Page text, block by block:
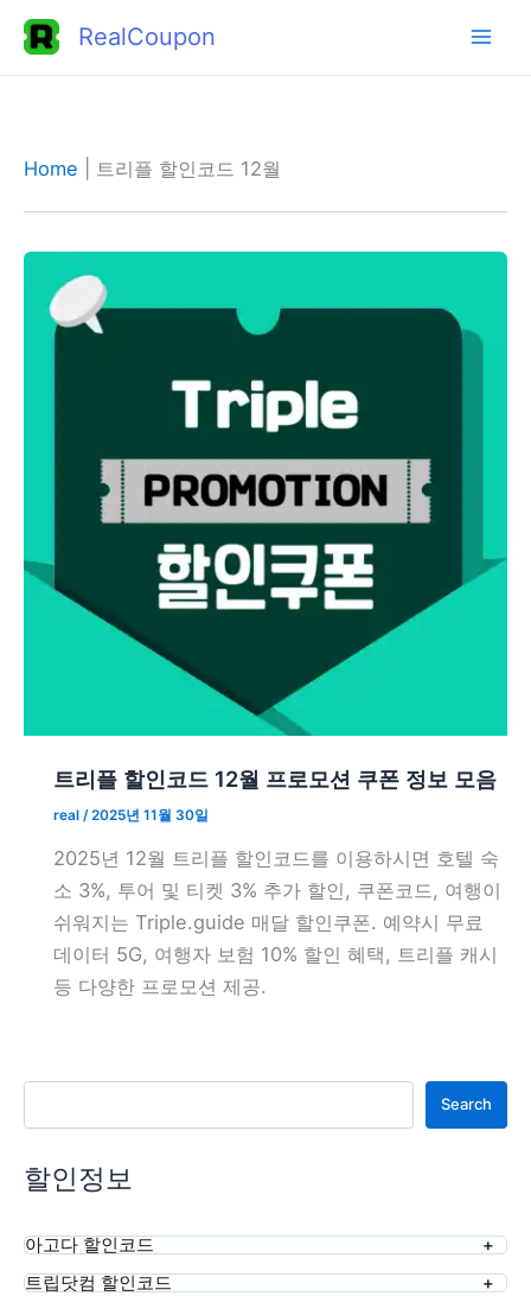
RealCoupon
Home 트리플 할인코드 12월
트리플 할인코드 12월 프로모션 쿠폰 정보 모음
real /2025년 11월 30일
2025년 12월 트리플 할인코드를 이용하시면 호텔 숙
소 3%, 투어 및 티켓 3% 추가 할인, 쿠폰코드, 여행이
쉬워지는 Triple.guide 매달 할인쿠폰. 예약시 무료
데이터 5G, 여행자 보험 10% 할인 혜택, 트리플 캐시
등 다양한 프로모션 제공.
검색
Search
할인정보
아고다 할인코드
트립닷컴 할인코드